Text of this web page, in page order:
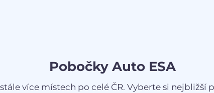
Pobočky Auto ESA
více místech po celé ČR. Vyberte si